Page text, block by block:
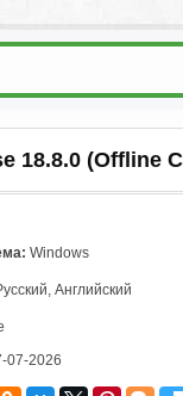
(Offline
Windows
Английский
07-2026